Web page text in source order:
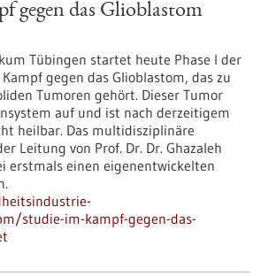
gegen das Glioblastom
Tübingen startet heute Phase I der
gegen das Glioblastom, das zu
Tumoren gehört. Dieser Tumor
auf und ist nach derzeitigem
heilbar. Das multidisziplinäre
Leitung von Prof. Dr. Dr. Ghazaleh
erstmals einen eigenentwickelten
studie-im-kampf-gegen-das-